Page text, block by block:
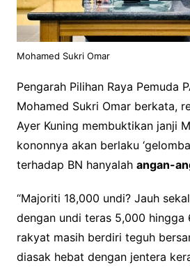
Mohamed Sukri Omar
Pengarah Pilihan Raya Pemuda
Mohamed Sukri Omar berkata,
Ayer Kuning membuktikan janji
kononnya akan berlaku
terhadap BN hanyalah angan-
“Majoriti 18,000 undi? Jauh
dengan undi teras 5,000 hingga
rakyat masih berdiri teguh
diasak hebat dengan jentera